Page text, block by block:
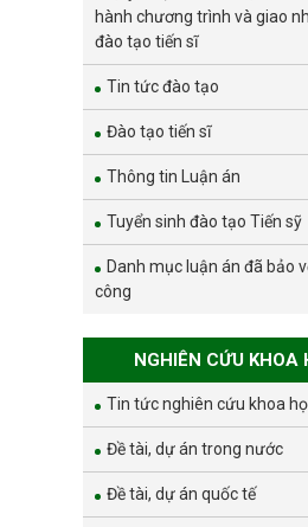
hành chương trình và giao
đào tạo tiến sĩ
Tin tức đào tạo
Đào tạo tiến sĩ
Thông tin Luận án
Tuyển sinh đào tạo Tiến sỹ
Danh mục luận án đã bảo
công
NGHIÊN CỨU KHOA
Tin tức nghiên cứu khoa
Đề tài, dự án trong nước
Đề tài, dự án quốc tế